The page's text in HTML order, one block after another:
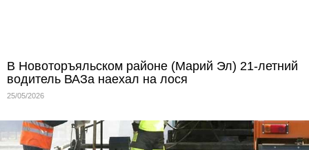
В Новоторъяльском районе (Марий Эл) 21-летний
водитель ВАЗа наехал на лося
25/05/2026